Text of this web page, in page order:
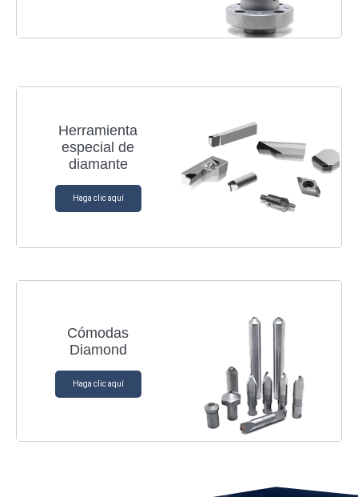
Herramienta
especial de
diamante
Haga clic aquí
Cómodas
Diamond
Haga clic aquí